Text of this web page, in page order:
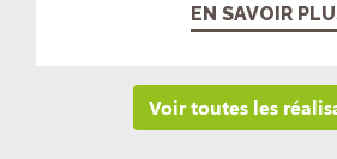
EN SAVOIR
Voir toutes les